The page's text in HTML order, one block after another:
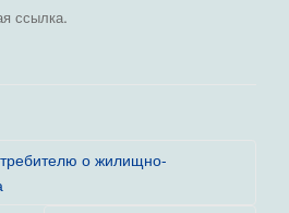
ссылка.
о жилищно-